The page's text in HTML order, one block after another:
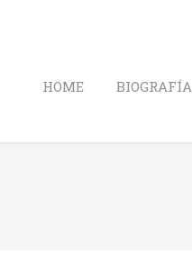
HOME BIOGRAFÍA